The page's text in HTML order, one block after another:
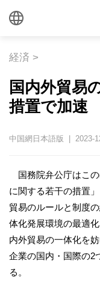
経済 >
国内外貿易
措置で加速
中国網日本語版 | 2023-
国務院弁公庁はこ
に関する若干の措置
貿易のルールと制度
体化発展環境の最適
内外貿易の一体化を
企業の国内・国際の2
る。